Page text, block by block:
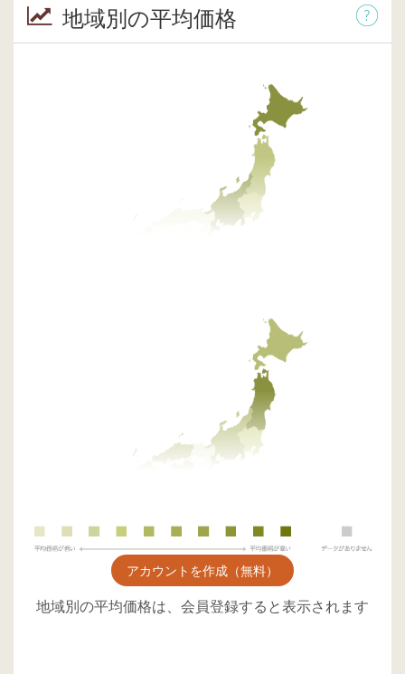
地域別の平均価格
アカウントを作成（無料）
地域別の平均価格は、会員登録すると表示されます